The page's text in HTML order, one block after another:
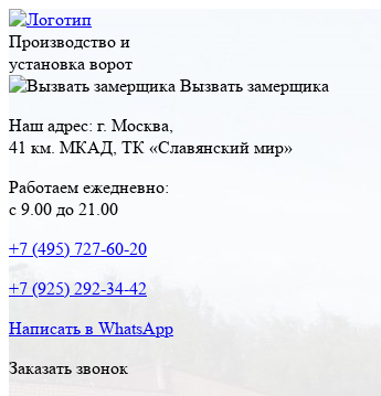
Производство и
установка ворот
Вызвать замерщика
Наш адрес: г. Москва,
41 км. МКАД, ТК «Славянский мир»
Работаем ежедневно:
с 9.00 до 21.00
+7 (495) 727-60-20
+7 (925) 292-34-42
Написать в WhatsApp
Заказать звонок